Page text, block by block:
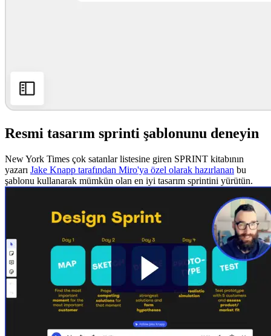
Resmi tasarım sprinti şablonunu deneyin
New York Times çok satanlar listesine giren SPRINT kitabının
yazarı Jake Knapp tarafından Miro'ya özel olarak hazırlanan bu
şablonu kullanarak mümkün olan en iyi tasarım sprintini yürütün.